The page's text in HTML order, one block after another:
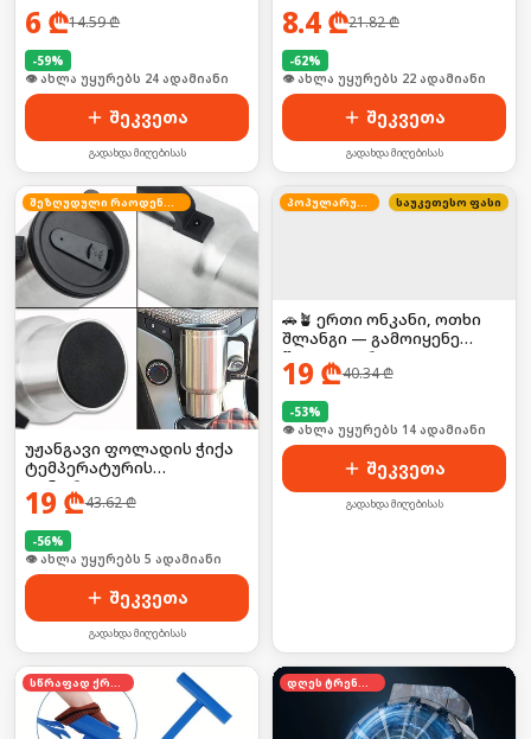
6 ₾14.59₾
-59%
🛒 ბოლო 24სთ-ში იყიდა 32-მა
შეკვეთა
გადახდა მიღებისას
8.4₾21.82₾
-62%
🛒 ბოლო 24სთ-ში იყიდა 35-მა
შეკვეთა
გადახდა მიღებისას
შეზღუდული რაოდენობა
უჟანგავი ფოლადის ჭიქა
ტემპერატურის
კონტროლით
19 ₾43.62₾
-56%
🛒 ბოლო 24სთ-ში იყიდა 7-მა
შეკვეთა
გადახდა მიღებისას
პოპულარული საუკეთესო ფასი
🚗🪴 ერთი ონკანი, ოთხი
შლანგი — გამოიყენე
წყალი უფრო
კომფორტულად!
19 ₾40.34₾
-53%
🛒 ბოლო 24სთ-ში იყიდა 19-მა
შეკვეთა
გადახდა მიღებისას
სწრაფად ქრება დღეს ტრენდში